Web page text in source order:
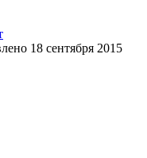
18 сентября 2015